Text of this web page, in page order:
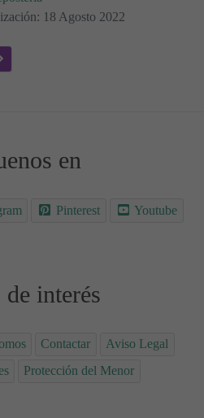
18 Agosto 2022
canela Keto sin azúcar
Receta para hacer Hummus de
en
Pinterest Youtube
de interés
Contactar
Aviso Legal
Protección del Menor